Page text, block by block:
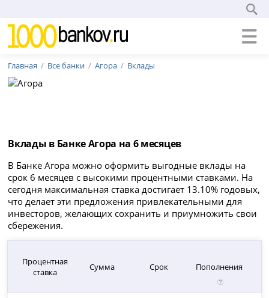
Главная Все банки Агора Вклады
Вклады в Банке Агора на 6 месяцев
В Банке Агора можно оформить выгодные вклады на
срок 6 месяцев с высокими процентными ставками. На
сегодня максимальная ставка достигает 13.10% годовых,
что делает эти предложения привлекательными для
инвесторов, желающих сохранить и приумножить свои
сбережения.
Процентная
ставка
Сумма Срок Пополнения